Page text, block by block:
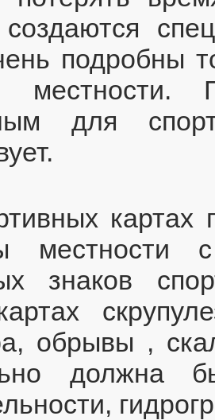
создаются
подробны
местности.
для
картах
местности
знаков
обрывы ,
должна